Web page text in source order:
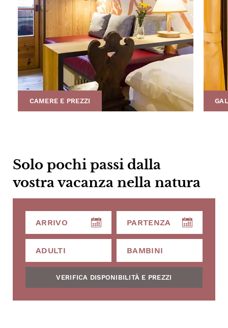
CAMERE E PREZZI
Solo pochi passi dalla
vostra vacanza nella natura
VERIFICA DISPONIBILITÀ E PREZZI